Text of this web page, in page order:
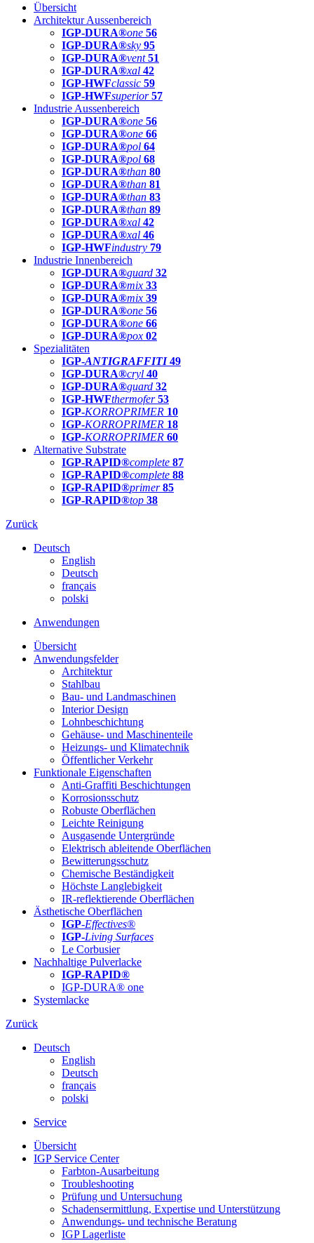
Übersicht
Architektur Aussenbereich
IGP-DURA®one 56
IGP-DURA®sky 95
IGP-DURA®vent 51
IGP-DURA®xal 42
IGP-HWFclassic 59
IGP-HWFsuperior 57
Industrie Aussenbereich
IGP-DURA®one 56
IGP-DURA®one 66
IGP-DURA®pol 64
IGP-DURA®pol 68
IGP-DURA®than 80
IGP-DURA®than 81
IGP-DURA®than 83
IGP-DURA®than 89
IGP-DURA®xal 42
IGP-DURA®xal 46
IGP-HWFindustry 79
Industrie Innenbereich
IGP-DURA®guard 32
IGP-DURA®mix 33
IGP-DURA®mix 39
IGP-DURA®one 56
IGP-DURA®one 66
IGP-DURA®pox 02
Spezialitäten
IGP-ANTIGRAFFITI49
IGP-DURA®cryl 40
IGP-DURA®guard 32
IGP-HWFthermofer 53
IGP-KORROPRIMER 10
IGP-KORROPRIMER 18
IGP-KORROPRIMER 60
Alternative Substrate
IGP-RAPID®complete 87
IGP-RAPID®complete 88
IGP-RAPID®primer 85
IGP-RAPID®top 38
Zurück
Deutsch
English
Deutsch
français
polski
Anwendungen
Übersicht
Anwendungsfelder
Architektur
Stahlbau
Bau- und Landmaschinen
Interior Design
Lohnbeschichtung
Gehäuse- und Maschinenteile
Heizungs- und Klimatechnik
Öffentlicher Verkehr
Funktionale Eigenschaften
Anti-Graffiti Beschichtungen
Korrosionsschutz
Robuste Oberflächen
Leichte Reinigung
Ausgasende Untergründe
Elektrisch ableitende Oberflächen
Bewitterungsschutz
Chemische Beständigkeit
Höchste Langlebigkeit
IR-reflektierende Oberflächen
Ästhetische Oberflächen
IGP-Effectives®
IGP-Living Surfaces
Le Corbusier
Nachhaltige Pulverlacke
IGP-RAPID®
IGP-DURA® one
Systemlacke
Zurück
Deutsch
English
Deutsch
français
polski
Service
Übersicht
IGP Service Center
Farbton-Ausarbeitung
Troubleshooting
Prüfung und Untersuchung
Schadensermittlung, Expertise und Unterstützung
Anwendungs- und technische Beratung
IGP Lagerliste